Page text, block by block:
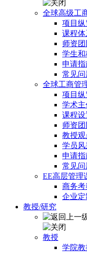
全球高级工
项目纵
课程体
师资团
学生
申请
常见问
全球工商管
项目纵
学术
课程设
师资团
教授观
学员风
申请
常见问
EE高层管理
商务
企业
教授/研究
教授
学院教